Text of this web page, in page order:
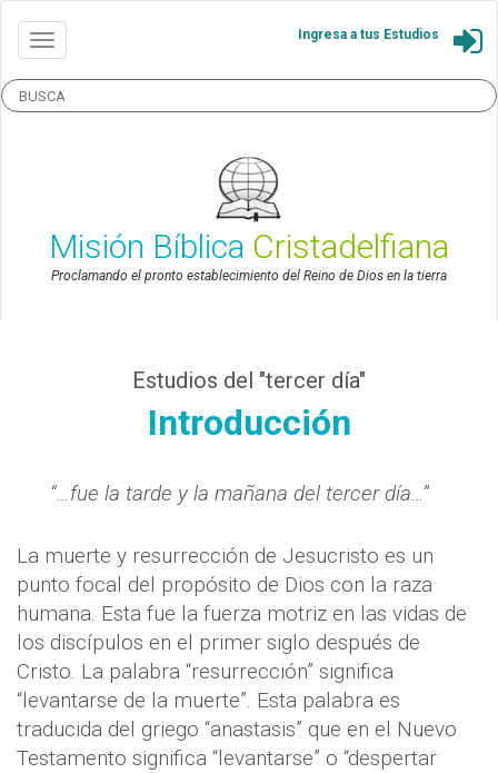
Ingresa a tus Estudios
Misión Bíblica Cristadelfiana
Proclamando el pronto establecimiento del Reino de Dios en la tierra
Estudios del "tercer día"
Introducción
“…fue la tarde y la mañana del tercer día…”
La muerte y resurrección de Jesucristo es un
punto focal del propósito de Dios con la raza
humana. Esta fue la fuerza motriz en las vidas de
los discípulos en el primer siglo después de
Cristo. La palabra “resurrección” significa
“levantarse de la muerte”. Esta palabra es
traducida del griego “anastasis” que en el Nuevo
Testamento significa “levantarse” o “despertar